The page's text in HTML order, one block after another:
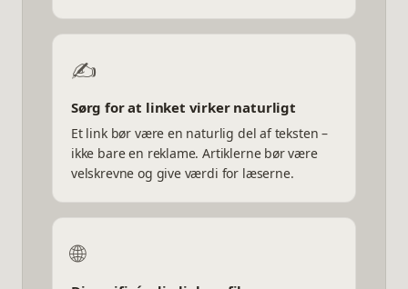
✍️
Sørg for at linket virker naturligt
Et link bør være en naturlig del af teksten –
ikke bare en reklame. Artiklerne bør være
velskrevne og give værdi for læserne.
🌐